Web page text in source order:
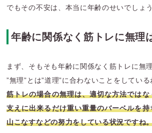
でもその不安は、本当に年齢のせいでしょ
年齢に関係なく筋トレに無理
まず、そもそも年齢に関係なく筋トレに無
”無理”とは”道理”に合わないことをしてい
筋トレの場合の無理は、適切な方法では
支えに出来るだけ重い重量のバーベルを
山こなすなどの努力をしている状況ですね